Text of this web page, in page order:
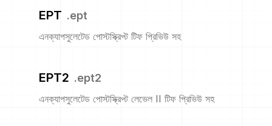
EPT .ept
এনক্যাপসুলেটেড পোস্টস্ক্রিপ্ট টিফ প্রিভিউ সহ
EPT2 .ept2
এনক্যাপসুলেটেড পোস্টস্ক্রিপ্ট লেভেল II টিফ প্রিভিউ সহ